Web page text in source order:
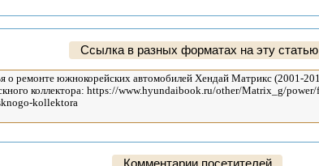
Ссылка в разных форматах на эту статью
Комментарии посетителей